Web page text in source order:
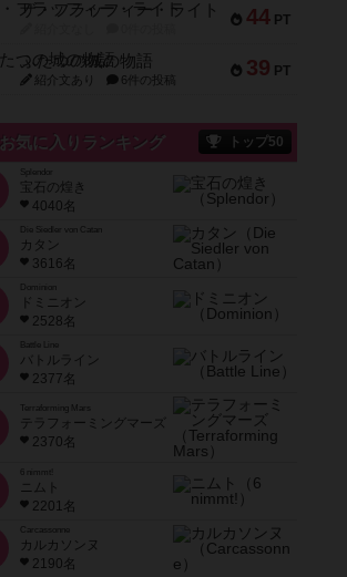
44 PT
ザ・フラッフィー・ライト
39 PT
ふたつの城の物語
紹介文あり 6件の投稿
お気に入りランキング トップ50
宝石の煌き
4040名
Die Siedler von Catan
カタン
3616名
ドミニオン
2528名
Battle Line
バトルライン
2377名
Terraforming Mars
テラフォーミングマーズ
2370名
ニムト
2201名
Carcassonne
カルカソンヌ
2190名